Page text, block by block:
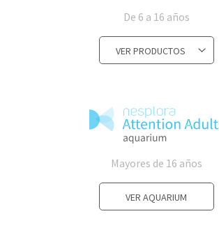
De 6 a 16 años
VER PRODUCTOS
Mayores de 16 años
VER AQUARIUM